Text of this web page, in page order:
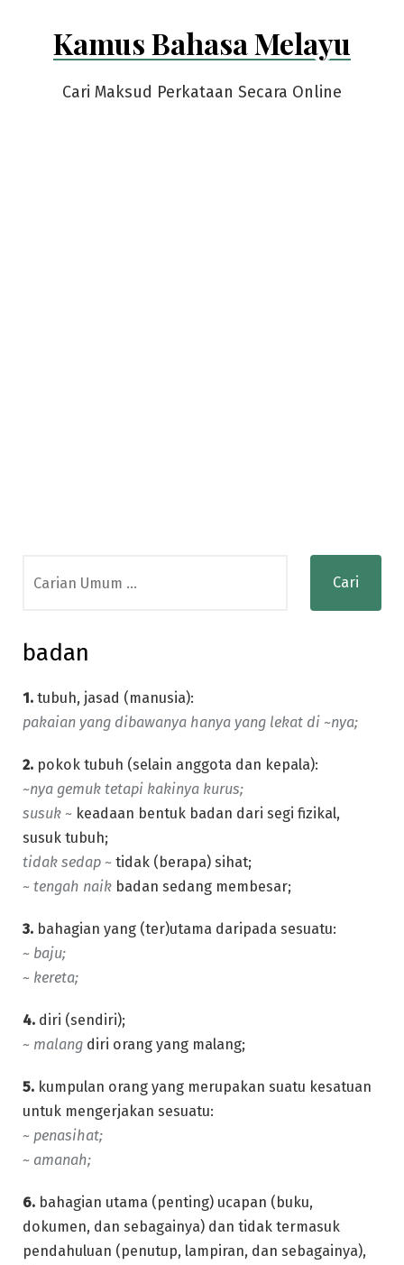
Kamus Bahasa Melayu
Cari Maksud Perkataan Secara Online
for:
badan
1. tubuh, jasad (manusia):
pakaian yang dibawanya hanya yang lekat di ~nya;
2. pokok tubuh (selain anggota dan kepala):
~nya gemuk tetapi kakinya kurus;
susuk ~ keadaan bentuk badan dari segi fizikal,
susuk tubuh;
tidak sedap ~ tidak (berapa) sihat;
~ tengah naik badan sedang membesar;
3. bahagian yang (ter)utama daripada sesuatu:
~ baju;
~ kereta;
4. diri (sendiri);
~ malang diri orang yang malang;
5. kumpulan orang yang merupakan suatu kesatuan
untuk mengerjakan sesuatu:
~ penasihat;
~ amanah;
6. bahagian utama (penting) ucapan (buku,
dokumen, dan sebagainya) dan tidak termasuk
pendahuluan (penutup, lampiran, dan sebagainya),